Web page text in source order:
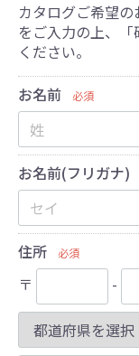
カタログご希望
をご入力の上、
ください。
お名前
必須
お名前(フリガナ)
住所 必須
〒 -